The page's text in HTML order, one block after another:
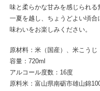
味と柔らかな甘みを感じられる
一夏を越し、ちょうどよい頃合
味わいをお楽しみください。
原材料：米（国産）、米こうじ
容量：720ml
アルコール度数：16度
原料米：富山県南砺市雄山錦